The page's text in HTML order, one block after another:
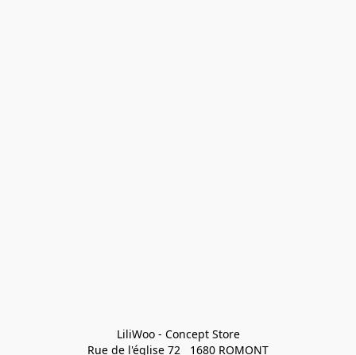
LiliWoo - Concept Store
Rue de l'église 72   1680 ROMONT